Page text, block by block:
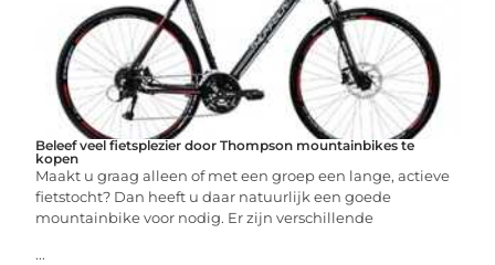
Beleef veel fietsplezier door Thompson mountainbikes te
kopen
Maakt u graag alleen of met een groep een lange, actieve
fietstocht? Dan heeft u daar natuurlijk een goede
mountainbike voor nodig. Er zijn verschillende
...